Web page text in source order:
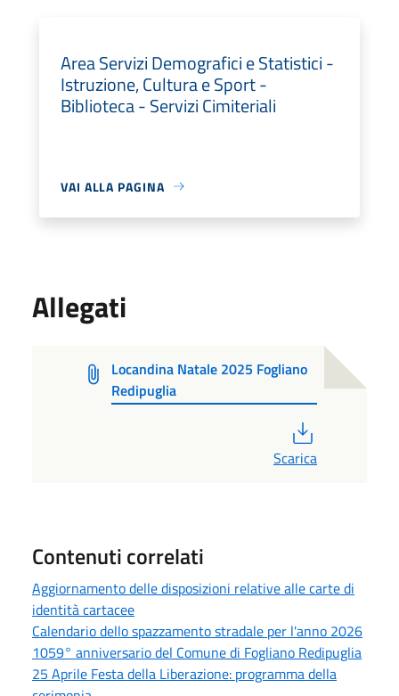
Area Servizi Demografici e Statistici -
Istruzione, Cultura e Sport -
Biblioteca - Servizi Cimiteriali
VAI ALLA PAGINA
Allegati
Locandina Natale 2025 Fogliano
Redipuglia
Scarica
Contenuti correlati
Aggiornamento delle disposizioni relative alle carte di
identità cartacee
Calendario dello spazzamento stradale per l'anno 2026
1059° anniversario del Comune di Fogliano Redipuglia
25 Aprile Festa della Liberazione: programma della